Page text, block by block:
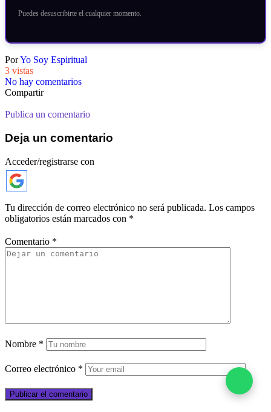
Puedes desuscribirte el cualquier momento.
PorYo Soy Espiritual
3 vistas
No hay comentarios
Compartir
Publica un comentario
Deja un comentario
Acceder/registrarse con
Tu dirección de correo electrónico no será publicada. Los campos
obligatorios están marcados con *
Comentario *
Nombre *
Correo electrónico *